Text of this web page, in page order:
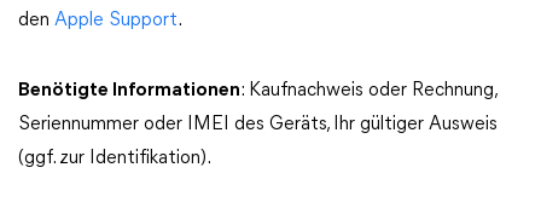
den Apple Support.
Benötigte Informationen: Kaufnachweis oder Rechnung,
Seriennummer oder IMEI des Geräts, Ihr gültiger Ausweis
(ggf. zur Identifikation).